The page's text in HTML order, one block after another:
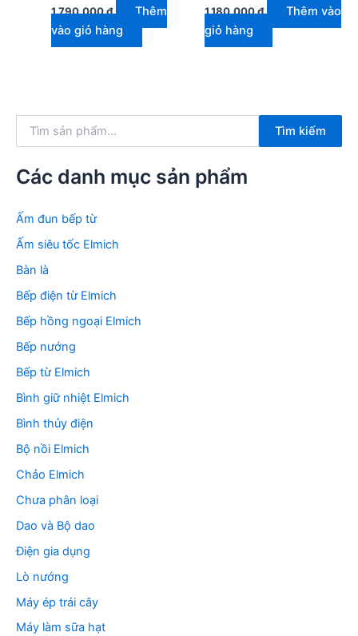
1.790.000₫
Thêm
vào giỏ hàng
1.180.000₫
Thêm vào
giỏ hàng
k
m
Tìm kiếm
Các danh mục sản phẩm
Ấm đun bếp từ
Ấm siêu tốc Elmich
Bàn là
Bếp điện từ Elmich
Bếp hồng ngoại Elmich
Bếp nướng
Bếp từ Elmich
Bình giữ nhiệt Elmich
Bình thủy điện
Bộ nồi Elmich
Chảo Elmich
Chưa phân loại
Dao và Bộ dao
Điện gia dụng
Lò nướng
Máy ép trái cây
Máy làm sữa hạt